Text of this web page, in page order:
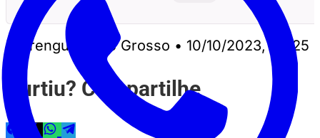
Perrengue Mato Grosso • 10/10/2023, 05:25
Curtiu? Compartilhe